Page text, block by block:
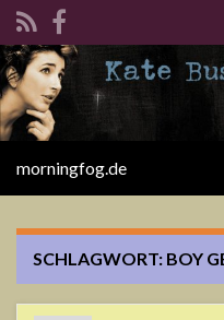
Search for:
morningfog.de
SCHLAGWORT: BOY